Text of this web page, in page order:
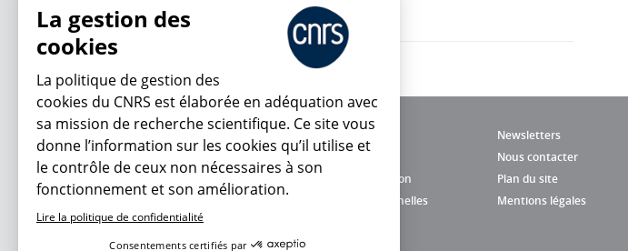
Newsletters
Nous contacter
Charte d'utilisation
Plan du site
Données personnelles
Mentions légales
En ce moment
La gestion des
cookies
La politique de gestion des
cookies du CNRS est élaborée en adéquation avec
sa mission de recherche scientifique. Ce site vous
donne l’information sur les cookies qu’il utilise et
le contrôle de ceux non nécessaires à son
fonctionnement et son amélioration.
Lire la politique de confidentialité
Consentements certifiés par